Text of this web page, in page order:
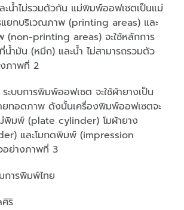
ะน้ำไม่รวมตัวกัน แม่พิมพ์ออฟเซตเป็นแม่
ยกบริเวณภาพ (printing areas) และ
(non-printing areas) จะใช้หลักการ
น้ำมัน (หมึก) และน้ำ ไม่สามารถรวมตัว
ภาพที่ 2
ะบบการพิมพ์ออฟเซต จะใช้ผ้ายางเป็น
ยทอดภาพ ดังนั้นเครื่องพิมพ์ออฟเซตจะ
พิมพ์ (plate cylinder) โมผ้ายาง
และโมกดพิมพ์ (impression
ย่างภาพที่ 3
การพิมพ์ไทย
ริ